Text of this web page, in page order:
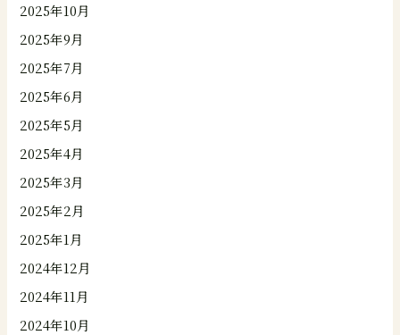
2025年10月
2025年9月
2025年7月
2025年6月
2025年5月
2025年4月
2025年3月
2025年2月
2025年1月
2024年12月
2024年11月
2024年10月